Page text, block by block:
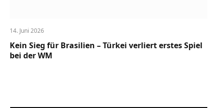
14. Juni 2026
Kein Sieg für Brasilien – Türkei verliert erstes Spiel
bei der WM